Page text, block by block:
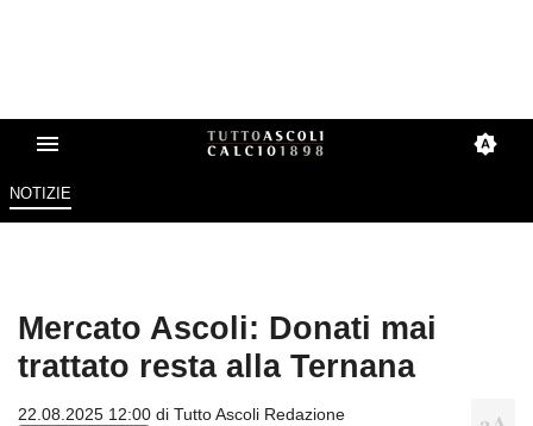
NOTIZIE
Mercato Ascoli: Donati mai
trattato resta alla Ternana
22.08.2025 12:00 di Tutto Ascoli Redazione